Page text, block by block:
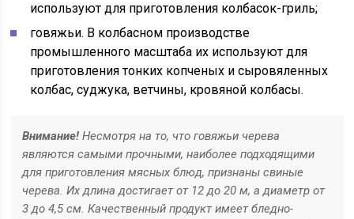
используют для приготовления колбасок-гриль;
говяжьи. В колбасном производстве
промышленного масштаба их используют для
приготовления тонких копченых и сыровяленных
колбас, суджука, ветчины, кровяной колбасы.
Внимание! Несмотря на то, что говяжьи черева
являются самыми прочными, наиболее подходящими
для приготовления мясных блюд, признаны свиные
черева. Их длина достигает от 12 до 20 м, а диаметр от
3 до 4,5 см. Качественный продукт имеет бледно-